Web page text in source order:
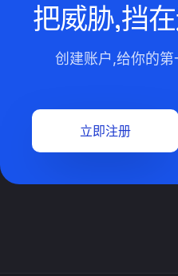
把威胁,挡在
创建账户,给你的第
立即注册